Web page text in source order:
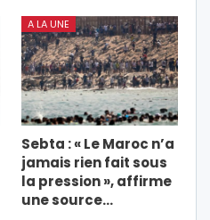
A LA UNE
Sebta : « Le Maroc n’a
jamais rien fait sous
la pression », affirme
une source…